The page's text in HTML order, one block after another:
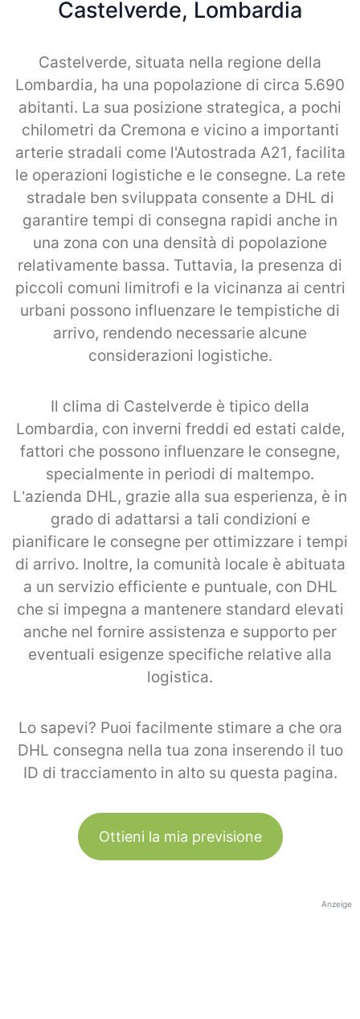
Castelverde, Lombardia
Castelverde, situata nella regione della
Lombardia, ha una popolazione di circa 5.690
abitanti. La sua posizione strategica, a pochi
chilometri da Cremona e vicino a importanti
arterie stradali come l'Autostrada A21, facilita
le operazioni logistiche e le consegne. La rete
stradale ben sviluppata consente a DHL di
garantire tempi di consegna rapidi anche in
una zona con una densità di popolazione
relativamente bassa. Tuttavia, la presenza di
piccoli comuni limitrofi e la vicinanza ai centri
urbani possono influenzare le tempistiche di
arrivo, rendendo necessarie alcune
considerazioni logistiche.
Il clima di Castelverde è tipico della
Lombardia, con inverni freddi ed estati calde,
fattori che possono influenzare le consegne,
specialmente in periodi di maltempo.
L’azienda DHL, grazie alla sua esperienza, è in
grado di adattarsi a tali condizioni e
pianificare le consegne per ottimizzare i tempi
di arrivo. Inoltre, la comunità locale è abituata
a un servizio efficiente e puntuale, con DHL
che si impegna a mantenere standard elevati
anche nel fornire assistenza e supporto per
eventuali esigenze specifiche relative alla
logistica.
Lo sapevi? Puoi facilmente stimare a che ora
DHL consegna nella tua zona inserendo il tuo
ID di tracciamento in alto su questa pagina.
Ottieni la mia previsione
Anzeige